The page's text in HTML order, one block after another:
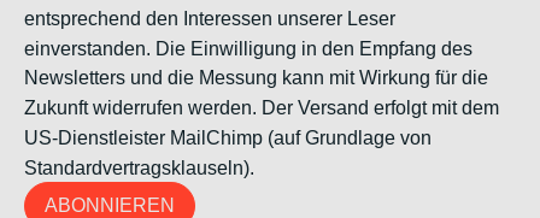
entsprechend den Interessen unserer Leser
einverstanden. Die Einwilligung in den Empfang des
Newsletters und die Messung kann mit Wirkung für die
Zukunft widerrufen werden. Der Versand erfolgt mit dem
US-Dienstleister MailChimp (auf Grundlage von
Standardvertragsklauseln).
ABONNIEREN